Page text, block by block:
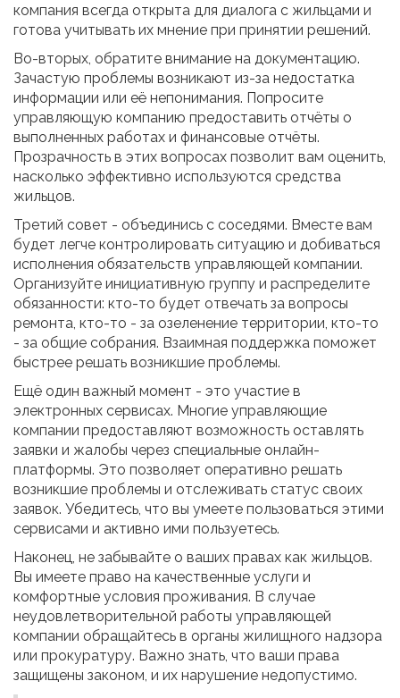
компания всегда открыта для диалога с жильцами и
готова учитывать их мнение при принятии решений.
Во-вторых, обратите внимание на документацию.
Зачастую проблемы возникают из-за недостатка
информации или её непонимания. Попросите
управляющую компанию предоставить отчёты о
выполненных работах и финансовые отчёты.
Прозрачность в этих вопросах позволит вам оценить,
насколько эффективно используются средства
жильцов.
Третий совет - объединись с соседями. Вместе вам
будет легче контролировать ситуацию и добиваться
исполнения обязательств управляющей компании.
Организуйте инициативную группу и распределите
обязанности: кто-то будет отвечать за вопросы
ремонта, кто-то - за озеленение территории, кто-то
- за общие собрания. Взаимная поддержка поможет
быстрее решать возникшие проблемы.
Ещё один важный момент - это участие в
электронных сервисах. Многие управляющие
компании предоставляют возможность оставлять
заявки и жалобы через специальные онлайн-
платформы. Это позволяет оперативно решать
возникшие проблемы и отслеживать статус своих
заявок. Убедитесь, что вы умеете пользоваться этими
сервисами и активно ими пользуетесь.
Наконец, не забывайте о ваших правах как жильцов.
Вы имеете право на качественные услуги и
комфортные условия проживания. В случае
неудовлетворительной работы управляющей
компании обращайтесь в органы жилищного надзора
или прокуратуру. Важно знать, что ваши права
защищены законом, и их нарушение недопустимо.